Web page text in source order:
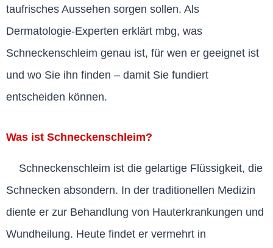
taufrisches Aussehen sorgen sollen. Als
Dermatologie-Experten erklärt mbg, was
Schneckenschleim genau ist, für wen er geeignet ist
und wo Sie ihn finden – damit Sie fundiert
entscheiden können.
Was ist Schneckenschleim?
Schneckenschleim ist die gelartige Flüssigkeit, die
Schnecken absondern. In der traditionellen Medizin
diente er zur Behandlung von Hauterkrankungen und
Wundheilung. Heute findet er vermehrt in